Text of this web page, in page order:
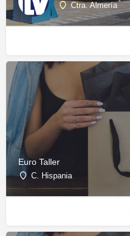
Ctra. Almería
Euro Taller
C. Hispania